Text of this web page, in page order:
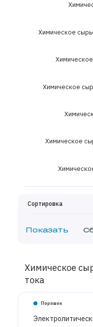
Химическое
Химическое
Химическое
Сортировка
Химическое
тока
Порошок